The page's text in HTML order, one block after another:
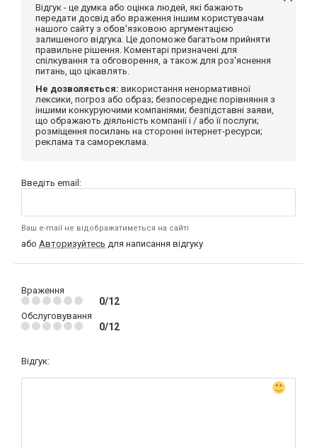
Відгук - це думка або оцінка людей, які бажають
передати досвід або враження іншим користувачам
нашого сайту з обов'язковою аргументацією
залишеного відгука. Це допоможе багатьом прийняти
правильне рішення. Коментарі призначені для
спілкування та обговорення, а також для роз'яснення
питань, що цікавлять.
Не дозволяється: використання ненормативної
лексики, погроз або образ; безпосереднє порівняння з
іншими конкуруючими компаніями; безпідставні заяви,
що ображають діяльність компанії і / або її послуги;
розміщення посилань на сторонні інтернет-ресурси;
реклама та самореклама.
Введіть email:
Ваш e-mail не відображатиметься на сайті
або Авторизуйтесь для написання відгуку
Враження
0/12
Обслуговування
0/12
Відгук: